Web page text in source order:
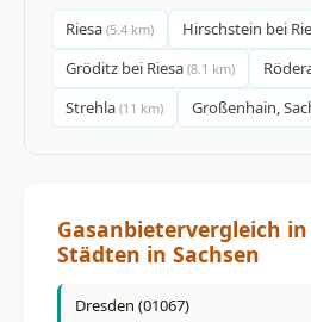
Riesa (5.4 km) Hirschstein bei
Gröditz bei Riesa (8.1 km)
Strehla (11 km) Großenhain,
Gasanbietervergleich
Städten in Sachsen
Dresden (01067)